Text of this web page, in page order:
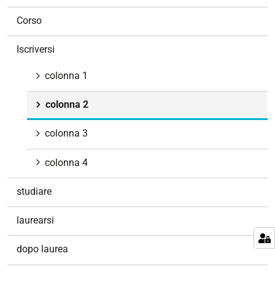
Corso
Iscriversi
colonna 1
colonna 2
colonna 3
colonna 4
studiare
laurearsi
dopo laurea